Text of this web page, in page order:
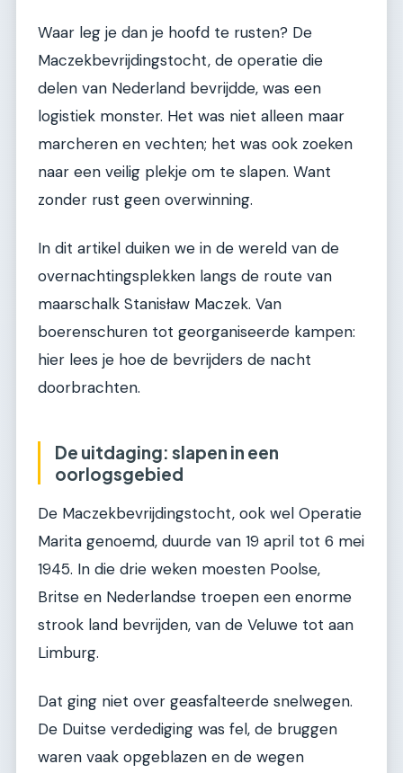
Waar leg je dan je hoofd te rusten? De
Maczekbevrijdingstocht, de operatie die
delen van Nederland bevrijdde, was een
logistiek monster. Het was niet alleen maar
marcheren en vechten; het was ook zoeken
naar een veilig plekje om te slapen. Want
zonder rust geen overwinning.
In dit artikel duiken we in de wereld van de
overnachtingsplekken langs de route van
maarschalk Stanisław Maczek. Van
boerenschuren tot georganiseerde kampen:
hier lees je hoe de bevrijders de nacht
doorbrachten.
De uitdaging: slapen in een
oorlogsgebied
De Maczekbevrijdingstocht, ook wel Operatie
Marita genoemd, duurde van 19 april tot 6 mei
1945. In die drie weken moesten Poolse,
Britse en Nederlandse troepen een enorme
strook land bevrijden, van de Veluwe tot aan
Limburg.
Dat ging niet over geasfalteerde snelwegen.
De Duitse verdediging was fel, de bruggen
waren vaak opgeblazen en de wegen